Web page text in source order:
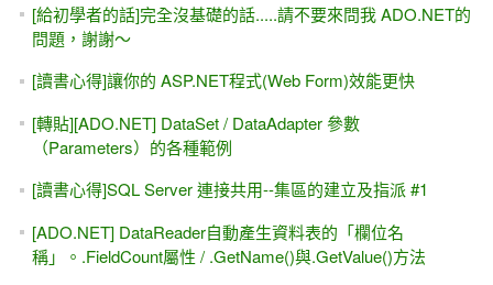
[給初學者的話]完全沒基礎的話.....請不要來問我 ADO.NET的
問題，謝謝～
[讀書心得]讓你的 ASP.NET程式(Web Form)效能更快
[轉貼][ADO.NET] DataSet / DataAdapter 參數
（Parameters）的各種範例
[讀書心得]SQL Server 連接共用--集區的建立及指派 #1
[ADO.NET] DataReader自動產生資料表的「欄位名
稱」。.FieldCount屬性 / .GetName()與.GetValue()方法